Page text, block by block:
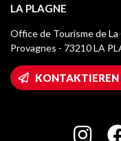
Kurtaxe
Mediathek
Logos La Plagne
Wifi-Zugang
Haus der Eigentümer
Charta der Engagierten
Montchavin - Les Coches
Champagny-en-Vanoise
Plagne 1800
LA PLAGNE
Office de Tourisme de La
Provagnes - 73210 LA
KONTAKTIEREN